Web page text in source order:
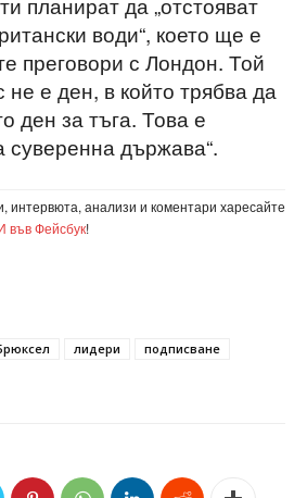
води“, което ще е
преговори с Лондон. Той
не е ден, в който трябва да
ден за тъга. Това е
суверенна държава“.
интервюта, анализи и коментари харесайте
във Фейсбук!
лидери
подписване